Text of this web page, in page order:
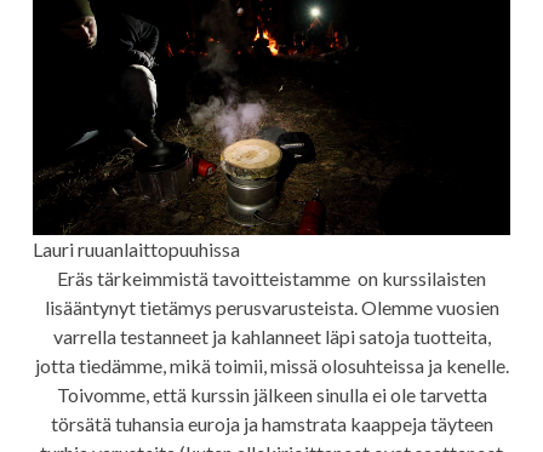
Lauri ruuanlaittopuuhissa
Eräs tärkeimmistä tavoitteistamme on kurssilaisten
lisääntynyt tietämys perusvarusteista. Olemme vuosien
varrella testanneet ja kahlanneet läpi satoja tuotteita,
jotta tiedämme, mikä toimii, missä olosuhteissa ja kenelle.
Toivomme, että kurssin jälkeen sinulla ei ole tarvetta
törsätä tuhansia euroja ja hamstrata kaappeja täyteen